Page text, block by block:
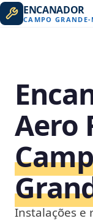
ENCANADOR
CAMPO GRANDE-
Aero
Instalações e